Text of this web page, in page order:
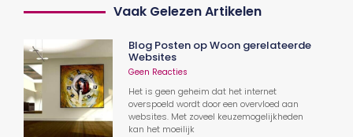
Vaak Gelezen Artikelen
Blog Posten op Woon gerelateerde
Websites
Geen Reacties
Het is geen geheim dat het internet
overspoeld wordt door een overvloed aan
websites. Met zoveel keuzemogelijkheden
kan het moeilijk